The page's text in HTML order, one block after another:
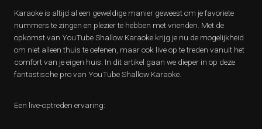
Karaoke is altijd al een geweldige manier geweest om je favoriete
nummers te zingen en plezier te hebben met vrienden. Met de
opkomst van YouTube Shallow Karaoke krijg je nu de mogelijkheid
om niet alleen thuis te oefenen, maar ook live op te treden vanuit het
comfort van je eigen huis. In dit artikel gaan we dieper in op deze
fantastische pro van YouTube Shallow Karaoke.
Een live-optreden ervaring: